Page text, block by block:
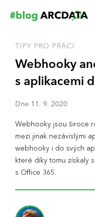
TIPY PRO PRÁCI
Webhooky
s aplikacemi
Dne 11 . 9. 2020
Webhooky jsou široce
mezi jinak nezávislými
webhooky i do svých
které díky tomu získaly
s Office 365.